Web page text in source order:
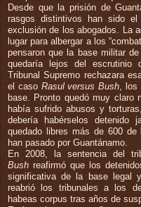
Desde que la prisión de
rasgos distintivos han sido
exclusión de los abogados. La
lugar para albergar a los
pensaron que la base militar
quedaría lejos del escrutinio
Tribunal Supremo rechazara
el caso Rasul versus Bush ,
base. Pronto quedó muy claro
había sufrido abusos y
debería habérselos
quedado libres más de 600
han pasado por Guantánamo.
En 2008, la sentencia del
Bush reafirmó que los
significativa de la base legal
reabrió los tribunales a los
habeas corpus tras años de